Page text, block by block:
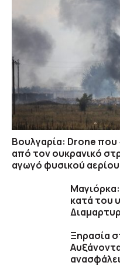
Βουλγαρία: Drone που
από τον ουκρανικό
αγωγό φυσικού αερίου
κατά του
Ξηρασία